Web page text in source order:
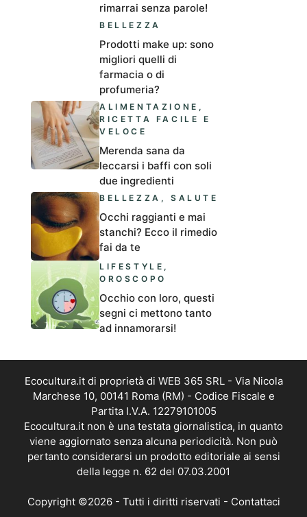
rimarrai senza parole!
BELLEZZA
Prodotti make up: sono
migliori quelli di
farmacia o di
profumeria?
ALIMENTAZIONE ,
RICETTA FACILE E
VELOCE
Merenda sana da
leccarsi i baffi con soli
due ingredienti
BELLEZZA ,SALUTE
Occhi raggianti e mai
stanchi? Ecco il rimedio
fai da te
LIFESTYLE ,
OROSCOPO
Occhio con loro, questi
segni ci mettono tanto
ad innamorarsi!
Ecocultura.it di proprietà di WEB 365 SRL - Via Nicola
Marchese 10, 00141 Roma (RM) - Codice Fiscale e
Partita I.V.A. 12279101005
Ecocultura.it non è una testata giornalistica, in quanto
viene aggiornato senza alcuna periodicità. Non può
pertanto considerarsi un prodotto editoriale ai sensi
della legge n. 62 del 07.03.2001
Copyright ©2026 - Tutti i diritti riservati - Contattaci